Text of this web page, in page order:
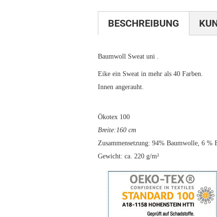
BESCHREIBUNG
Baumwoll Sweat uni .
Eike ein Sweat in mehr als 40 Farben.
Innen angerauht.
Ökotex 100
Breite:160 cm
Zusammensetzung: 94% Baumwolle, 6 %
Gewicht: ca. 220 g/m²